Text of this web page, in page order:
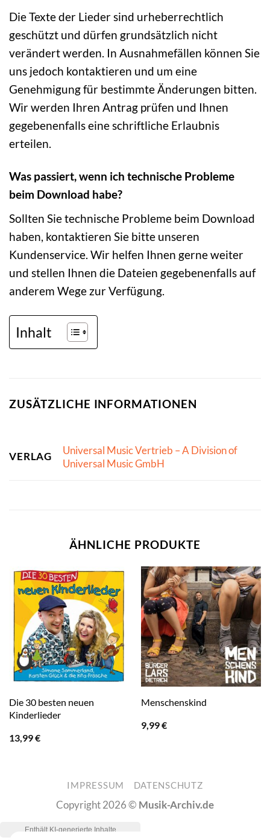
Die Texte der Lieder sind urheberrechtlich
geschützt und dürfen grundsätzlich nicht
verändert werden. In Ausnahmefällen können Sie
uns jedoch kontaktieren und um eine
Genehmigung für bestimmte Änderungen bitten.
Wir werden Ihren Antrag prüfen und Ihnen
gegebenenfalls eine schriftliche Erlaubnis
erteilen.
Was passiert, wenn ich technische Probleme
beim Download habe?
Sollten Sie technische Probleme beim Download
haben, kontaktieren Sie bitte unseren
Kundenservice. Wir helfen Ihnen gerne weiter
und stellen Ihnen die Dateien gegebenenfalls auf
anderem Wege zur Verfügung.
Inhalt
ZUSÄTZLICHE INFORMATIONEN
VERLAG
Universal Music Vertrieb – A Division of
Universal Music GmbH
ÄHNLICHE PRODUKTE
Die 30 besten neuen
Kinderlieder
13,99€
Menschenskind
9,99€
IMPRESSUM DATENSCHUTZ
Copyright 2026 © Musik-Archiv.de